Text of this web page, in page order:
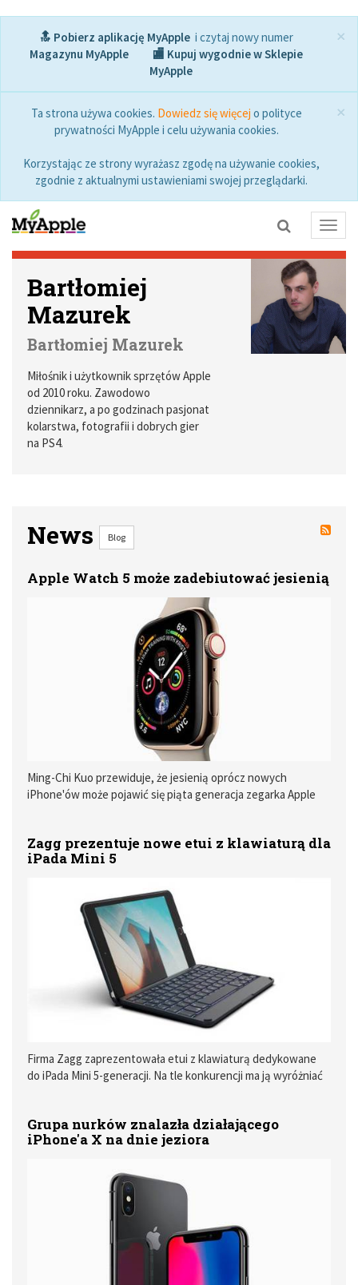
×
🔝 Pobierz aplikację MyApple i czytaj nowy numer
Magazynu MyApple
🏬 Kupuj wygodnie w Sklepie
MyApple
×
Ta strona używa cookies. Dowiedz się więcej o polityce
prywatności MyApple i celu używania cookies.
Korzystając ze strony wyrażasz zgodę na używanie cookies,
zgodnie z aktualnymi ustawieniami swojej przeglądarki.
Bartłomiej
Mazurek
Bartłomiej Mazurek
Miłośnik i użytkownik sprzętów Apple
od 2010 roku. Zawodowo
dziennikarz, a po godzinach pasjonat
kolarstwa, fotografii i dobrych gier
na PS4.
News Blog
Apple Watch 5 może zadebiutować jesienią
Ming-Chi Kuo przewiduje, że jesienią oprócz nowych
iPhone'ów może pojawić się piąta generacja zegarka Apple
Zagg prezentuje nowe etui z klawiaturą dla
iPada Mini 5
Firma Zagg zaprezentowała etui z klawiaturą dedykowane
do iPada Mini 5-generacji. Na tle konkurencji ma ją wyróżniać
Grupa nurków znalazła działającego
iPhone'a X na dnie jeziora